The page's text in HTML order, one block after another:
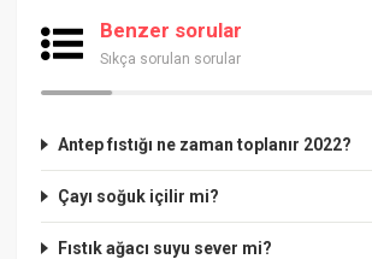
Benzer sorular
Sıkça sorulan sorular
Antep fıstığı ne zaman toplanır 2022?
Çayı soğuk içilir mi?
Fıstık ağacı suyu sever mi?